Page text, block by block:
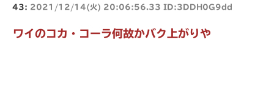
43: 2021/12/14(火) 20:06:56.33 ID:3DDH0G9dd
ワイのコカ・コーラ何故かバク上がりや